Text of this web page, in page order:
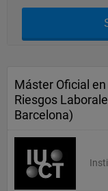
Máster Oficial
Riesgos
Barcelona)